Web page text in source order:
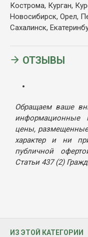
Кострома, Курган,
Новосибирск, Орел,
Сахалинск,
ОТЗЫВЫ
Обращаем ваше
информационные
цены,
характер и ни
публичной
Статьи 437 (2)
ИЗ ЭТОЙ КАТЕГОРИИ